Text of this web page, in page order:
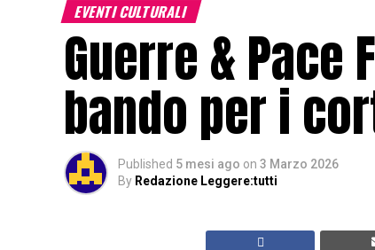
EVENTI CULTURALI
Guerre & Pace
bando per i
Published 5 mesi ago on 3 Marzo 2026
By Redazione Leggere:tutti